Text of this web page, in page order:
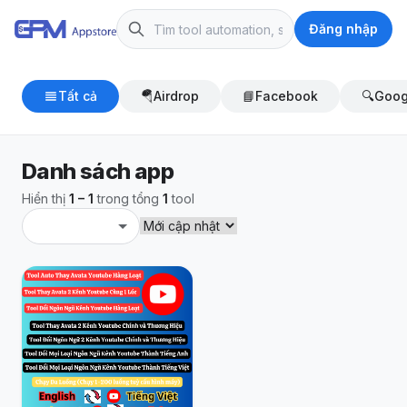
Đăng nhập
Tất cả 🪂Airdrop 📘Facebook 🔍
Danh sách app
Hiển thị 1 – 1 trong tổng 1 tool